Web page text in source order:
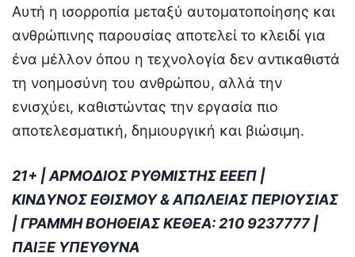
Αυτή η ισορροπία μεταξύ αυτοματοποίησης και
ανθρώπινης παρουσίας αποτελεί το κλειδί για
ένα μέλλον όπου η τεχνολογία δεν αντικαθιστά
τη νοημοσύνη του ανθρώπου, αλλά την
ενισχύει, καθιστώντας την εργασία πιο
αποτελεσματική, δημιουργική και βιώσιμη.
21+ | ΑΡΜΟΔΙΟΣ ΡΥΘΜΙΣΤΗΣ ΕΕΕΠ |
ΚΙΝΔΥΝΟΣ ΕΘΙΣΜΟΥ & ΑΠΩΛΕΙΑΣ ΠΕΡΙΟΥΣΙΑΣ
| ΓΡΑΜΜΗ ΒΟΗΘΕΙΑΣ ΚΕΘΕΑ: 210 9237777 |
ΠΑΙΞΕ ΥΠΕΥΘΥΝΑ